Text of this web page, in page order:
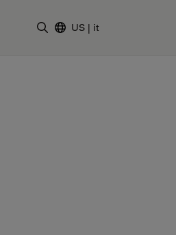
US | it